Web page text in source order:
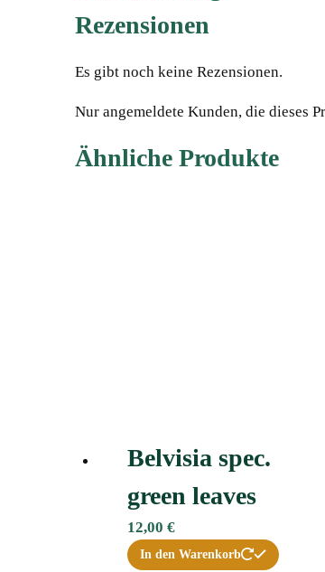
Rezensionen
Es gibt noch keine Rezensionen.
Nur angemeldete Kunden, die dieses
Ähnliche Produkte
Belvisia spec.
green leaves
12,00 €
In den Warenkorb